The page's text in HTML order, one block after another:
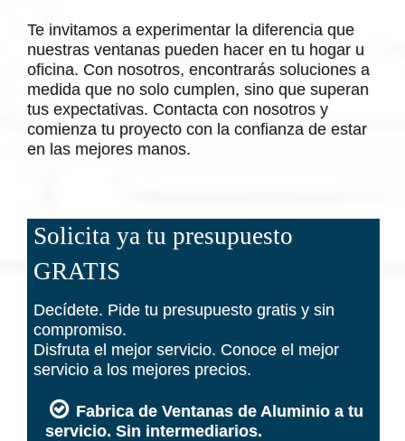
Te invitamos a experimentar la diferencia que
nuestras ventanas pueden hacer en tu hogar u
oficina. Con nosotros, encontrarás soluciones a
medida que no solo cumplen, sino que superan
tus expectativas. Contacta con nosotros y
comienza tu proyecto con la confianza de estar
en las mejores manos.
Solicita ya tu presupuesto
GRATIS
Decídete. Pide tu presupuesto gratis y sin
compromiso.
Disfruta el mejor servicio. Conoce el mejor
servicio a los mejores precios.
Fabrica de Ventanas de Aluminio a tu
servicio. Sin intermediarios.